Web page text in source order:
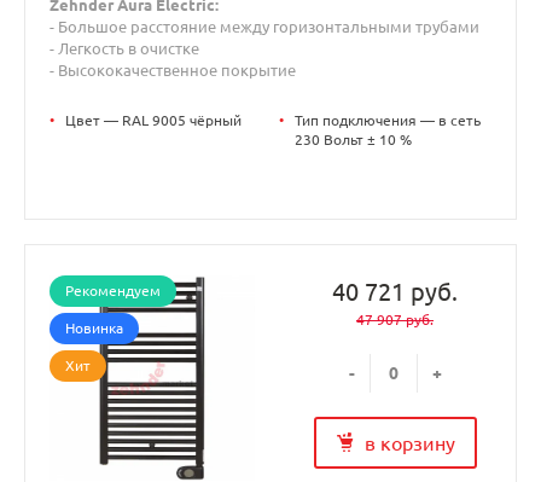
Zehnder Aura Electric:
- Большое расстояние между горизонтальными трубами
- Легкость в очистке
- Высококачественное покрытие
• Цвет — RAL 9005 чёрный •
Тип подключения — в сеть
230 Вольт ± 10 %
Рекомендуем
Новинка
Хит
40 721 руб.
47 907 руб.
- +
в корзину